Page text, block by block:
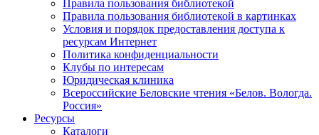
Правила пользования библиотекой
Правила пользования библиотекой в картинках
Условия и порядок предоставления доступа к
ресурсам Интернет
Политика конфиденциальности
Клубы по интересам
Юридическая клиника
Всероссийские Беловские чтения «Белов. Вологда.
Россия»
Ресурсы
Каталоги